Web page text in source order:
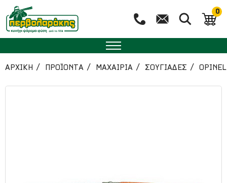
0
ΑΡΧΙΚΉ ΠΡΟΪΟΝΤΑ ΜΑΧΑΙΡΙΑ ΣΟΥΓΙΑΔΕΣ OPINEL